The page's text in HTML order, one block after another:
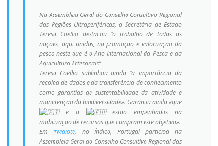
Na Assembleia Geral do Conselho Consultivo Regional
das Regiões Ultraperiféricas, a Secretária de Estado
Teresa Coelho destacou “o trabalho de todas as
nações, aqui unidas, na promoção e valorização da
pesca neste que é o Ano Internacional da Pesca e da
Aquicultura Artesanais”.
Teresa Coelho sublinhou ainda “a importância da
recolha de dados e da transferência de conhecimento
como garantias de sustentabilidade da atividade e
manutenção da biodiversidade». Garantiu ainda «que
e a
estão empenhados na
mobilização de recursos que cumpram este objetivo».
Em#Maiote, no Índico, Portugal participa na
Assembleia Geral do Conselho Consultivo Regional das